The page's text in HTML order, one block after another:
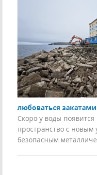
любоваться закатами
Скоро у воды
пространство с
безопасным